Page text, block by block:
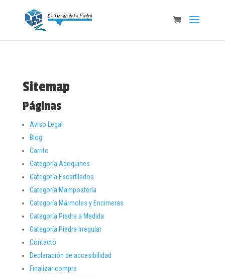
Sitemap
Páginas
Aviso Legal
Blog
Carrito
Categoría Adoquines
Categoría Escarfilados
Categoría Mampostería
Categoría Mármoles y Encimeras
Categoría Piedra a Medida
Categoría Piedra Irregular
Contacto
Declaración de accesibilidad
Finalizar compra